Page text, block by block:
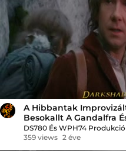
A Hibbantak
Besokallt A Gandalfra
DS780 És WPH74
359 views 2 éve